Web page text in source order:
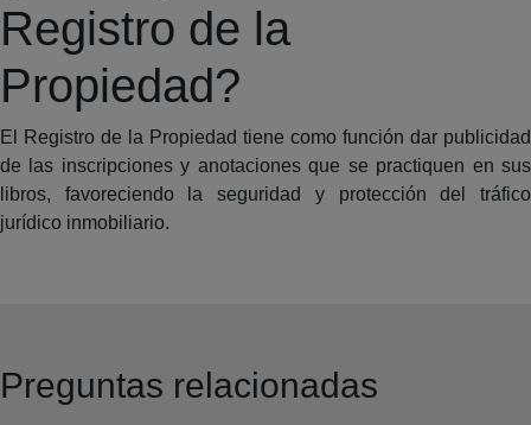
Registro de la
Propiedad?
El Registro de la Propiedad tiene como función dar publicidad
de las inscripciones y anotaciones que se practiquen en sus
libros, favoreciendo la seguridad y protección del tráfico
jurídico inmobiliario.
Preguntas relacionadas